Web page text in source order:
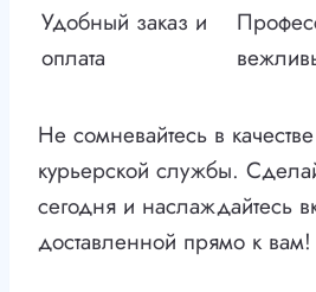
Удобный заказ и
оплата
Не сомневайтесь в
курьерской службы.
сегодня и наслаждайтесь
доставленной прямо к вам!